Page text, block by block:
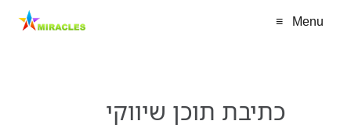
Menu
≡
כתיבת תוכן שיווקי